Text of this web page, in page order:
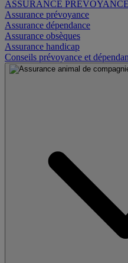
ASSURANCE
Assurance prévoyance
Assurance dépendance
Assurance obsèques
Assurance handicap
Conseils prévoyance et